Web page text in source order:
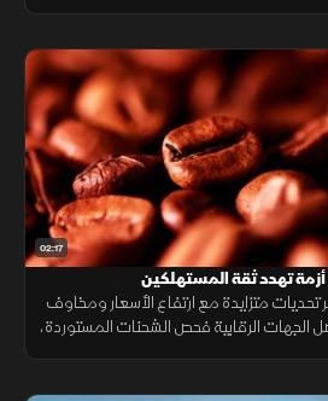
02:17
تهدد ثقة المستهلكين
متزايدة مع ارتفاع الأسعار ومخاوف
الجهات الرقابية فحص الشحنات المستوردة،